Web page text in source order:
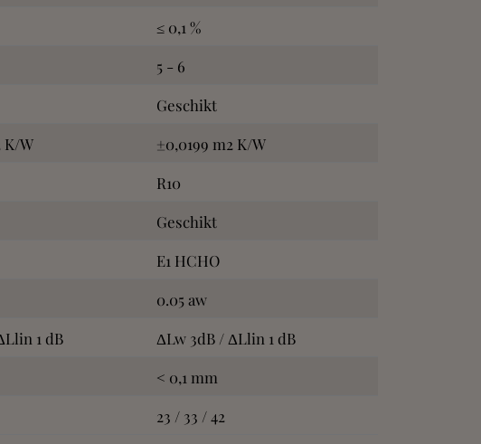
≤ 0,1 %
5 - 6
Geschikt
K/W
±0,0199 m2 K/W
R10
Geschikt
E1 HCHO
0.05 aw
1 dB
ΔLw 3dB / ΔLlin 1 dB
< 0,1 mm
23 / 33 / 42